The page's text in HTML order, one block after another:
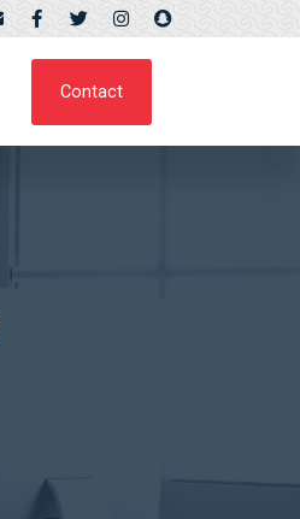
Contact